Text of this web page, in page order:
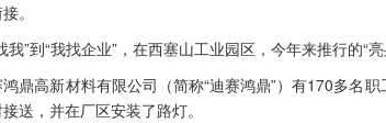
。
”到“我找企业”，在西塞山工业园区，今年来推行的“
高新材料有限公司（简称“迪赛鸿鼎”）有170多名职
送，并在厂区安装了路灯。